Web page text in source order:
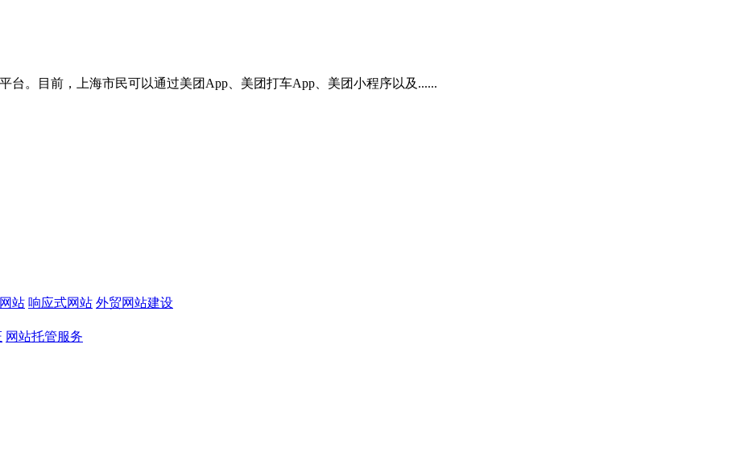
台。目前，上海市民可以通过美团App、美团打车App、美团小程序以及......
站 响应式网站 外贸网站建设
网站托管服务